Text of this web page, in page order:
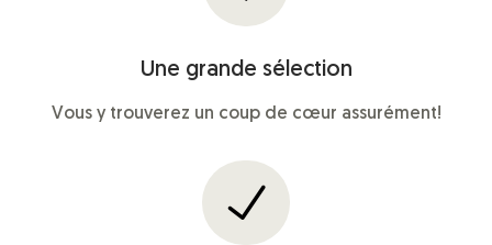
Une grande sélection
Vous y trouverez un coup de cœur assurément!